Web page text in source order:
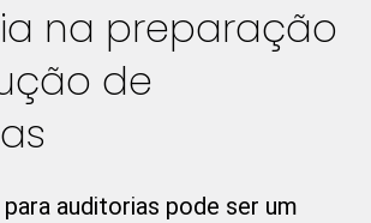
na preparação
de
auditorias pode ser um